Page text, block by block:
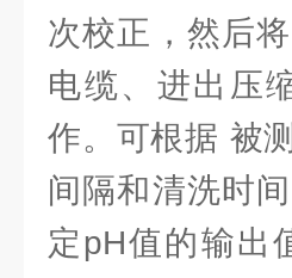
次校正，然后
电缆、进出压
作。可根据 被
间隔和清洗时
定pH值的输出